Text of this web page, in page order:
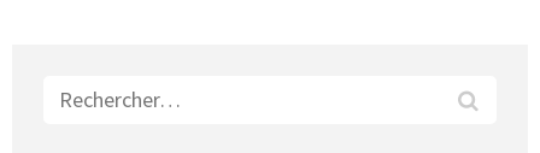
Rechercher :